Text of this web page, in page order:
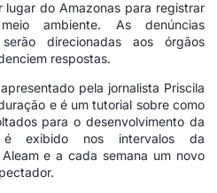
lugar do Amazonas para registrar
ambiente. As denúncias
direcionadas aos órgãos
respostas.
pela jornalista Priscila
e é um tutorial sobre como
para o desenvolvimento da
é exibido nos intervalos da
e a cada semana um novo